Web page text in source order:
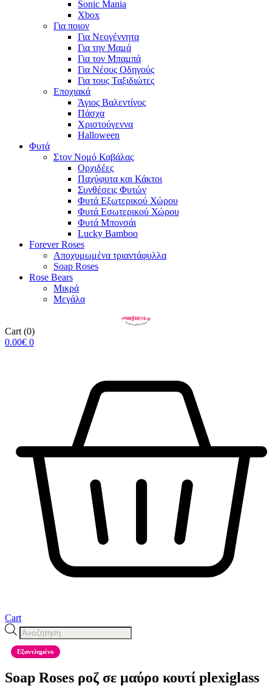
Sonic Mania
Xbox
Για ποιον
Για Νεογέννητα
Για την Μαμά
Για τον Μπαμπά
Για Νέους Οδηγούς
Για τους Ταξιδιώτες
Εποχιακά
Άγιος Βαλεντίνος
Πάσχα
Χριστούγεννα
Halloween
Φυτά
Στον Νομό Καβάλας
Ορχιδέες
Παχύφυτα και Κάκτοι
Συνθέσεις Φυτών
Φυτά Εξωτερικού Χώρου
Φυτά Εσωτερικού Χώρου
Φυτά Μπονσάι
Lucky Bamboo
Forever Roses
Αποχυμωμένα τριαντάφυλλα
Soap Roses
Rose Βears
Μικρά
Μεγάλα
Cart (0)
0.00€ 0
Cart
Products
search
Εξαντλημένο
Soap Roses ροζ σε μαύρο κουτί plexiglass